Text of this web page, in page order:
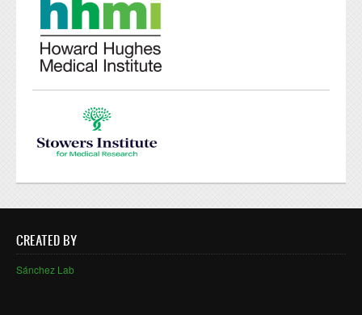
CREATED BY
Sánchez Lab